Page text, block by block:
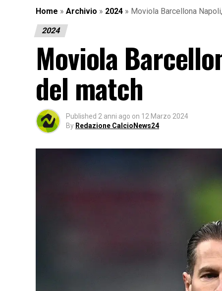
Home » Archivio » 2024 » Moviola Barcellona
2024
Moviola
del match
Published 2 anni ago on 12 Marzo 2024
By Redazione CalcioNews24